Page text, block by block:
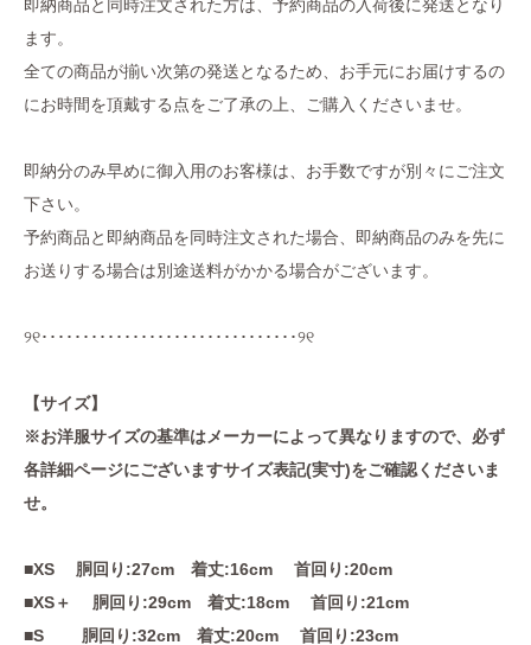
即納商品と同時注文された方は、予約商品の入荷後に発送となり
ます。
全ての商品が揃い次第の発送となるため、お手元にお届けするの
にお時間を頂戴する点をご了承の上、ご購入くださいませ。
即納分のみ早めに御入用のお客様は、お手数ですが別々にご注文
下さい。
予約商品と即納商品を同時注文された場合、即納商品のみを先に
お送りする場合は別途送料がかかる場合がございます。
୨୧･･･････････････････････････････୨୧
【サイズ】
※お洋服サイズの基準はメーカーによって異なりますので、必ず
各詳細ページにございますサイズ表記(実寸)をご確認くださいま
せ。
■XS 胴回り:27cm 着丈:16cm 首回り:20cm
■XS＋ 胴回り:29cm 着丈:18cm 首回り:21cm
■S 胴回り:32cm 着丈:20cm 首回り:23cm